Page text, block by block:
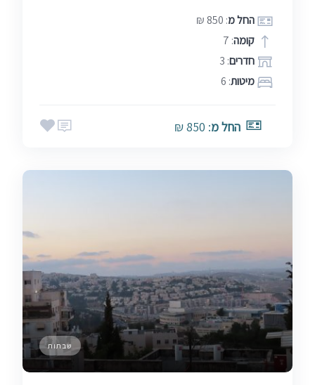
החל מ: 850 ₪
קומה: 7
חדרים: 3
מיטות: 6
החל מ: 850 ₪
שבתות